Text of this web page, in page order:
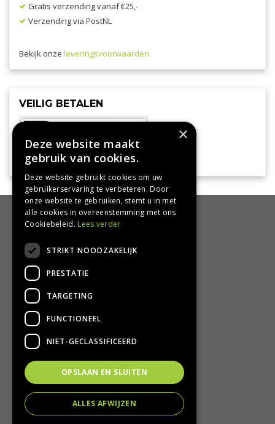
Gratis verzending vanaf €25,-
Verzending via PostNL
Bekijk onze leveringsvoorwaarden
VEILIG BETALEN
HANDIG
Bezorgen en afhalen
Retourbeleid
Algemene voorwaarden
Privacy Policy
Privacy statement
CONTACT
Groencentrum Hoogeveen
Nijstad 11
7909 HS Hoogeveen
0528-251380
×
Deze website maakt
gebruik van cookies.
Deze website gebruikt cookies om uw
gebruikerservaring te verbeteren. Door
onze website te gebruiken, stemt u in met
alle cookies in overeenstemming met ons
Cookiebeleid. Lees verder
STRIKT NOODZAKELIJK
PRESTATIE
TARGETING
FUNCTIONEEL
NIET-GECLASSIFICEERD
OPSLAAN EN SLUITEN
ALLES AFWIJZEN